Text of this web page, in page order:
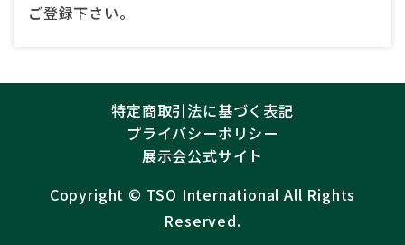
ご登録下さい。
特定商取引法に基づく表記
プライバシーポリシー
展示会公式サイト
Copyright ©︎ TSO International All Rights
Reserved.